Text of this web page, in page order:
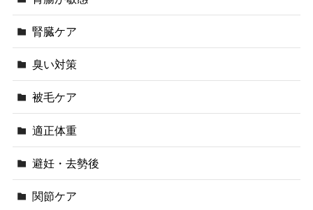
腎臓ケア
臭い対策
被毛ケア
適正体重
避妊・去勢後
関節ケア